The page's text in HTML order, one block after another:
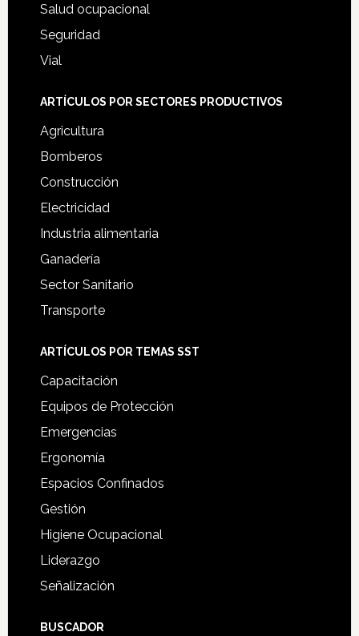
Salud ocupacional
Seguridad
Vial
ARTÍCULOS POR SECTORES PRODUCTIVOS
Agricultura
Bomberos
Construcción
Electricidad
Industria alimentaria
Ganadería
Sector Sanitario
Transporte
ARTÍCULOS POR TEMAS SST
Capacitación
Equipos de Protección
Emergencias
Ergonomía
Espacios Confinados
Gestión
Higiene Ocupacional
Liderazgo
Señalización
BUSCADOR